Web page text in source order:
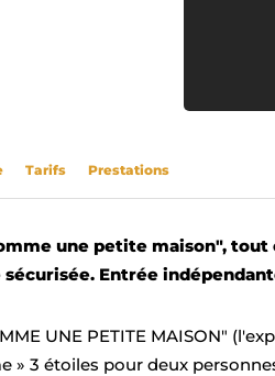
Tarifs Prestations
une petite maison",
Entrée
UNE PETITE MAISON"
» 3 étoiles pour deux